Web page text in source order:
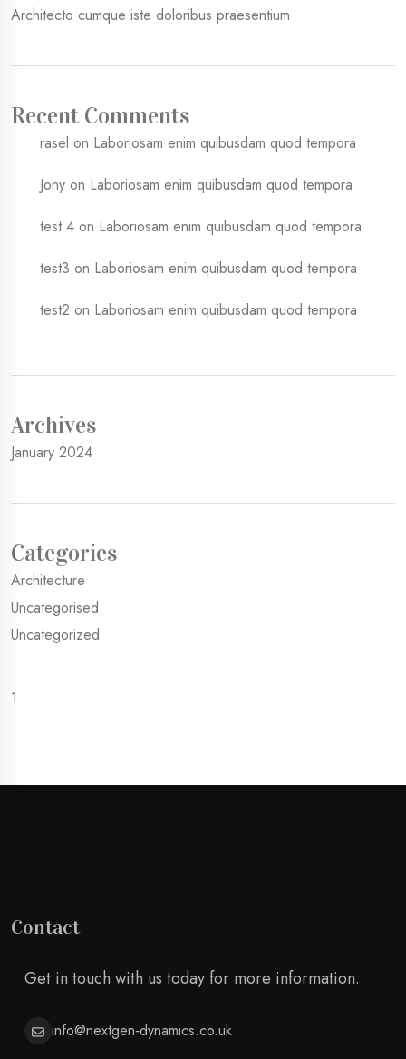
Architecto cumque iste doloribus praesentium
Recent Comments
rasel on Laboriosam enim quibusdam quod tempora
Jony on Laboriosam enim quibusdam quod tempora
test 4 on Laboriosam enim quibusdam quod tempora
test3 on Laboriosam enim quibusdam quod tempora
test2 on Laboriosam enim quibusdam quod tempora
Archives
January 2024
Categories
Architecture
Uncategorised
Uncategorized
1
Contact
Get in touch with us today for more information.
info@nextgen‑dynamics.co.uk